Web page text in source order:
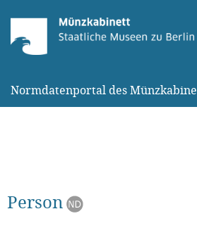
Normdatenportal des
Person